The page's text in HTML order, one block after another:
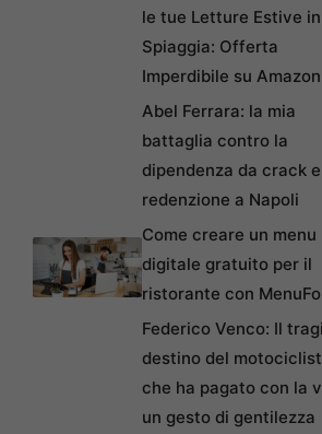
le tue Letture Estive in
Spiaggia: Offerta
Imperdibile su
Abel Ferrara: la mia
battaglia contro la
dipendenza da crack
redenzione a Napoli
Come creare un menu
digitale gratuito per il
ristorante con
Federico Venco: Il
destino del
che ha pagato con la
un gesto di gentilezza